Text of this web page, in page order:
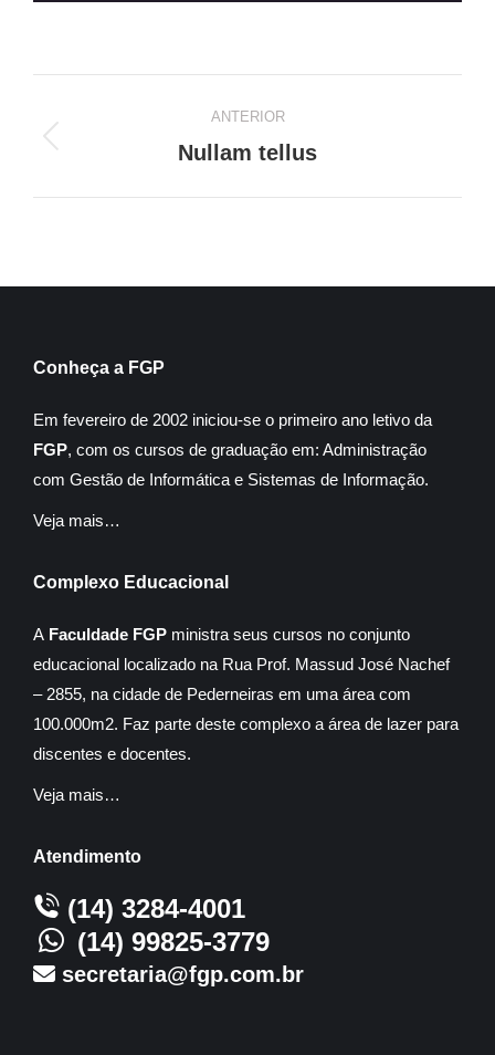
navigation
ANTERIOR
Previous
Nullam tellus
Conheça a FGP
Em fevereiro de 2002 iniciou-se o primeiro ano letivo da
FGP, com os cursos de graduação em: Administração
com Gestão de Informática e Sistemas de Informação.
Veja mais…
Complexo Educacional
A Faculdade FGP ministra seus cursos no conjunto
educacional localizado na Rua Prof. Massud José Nachef
– 2855, na cidade de Pederneiras em uma área com
100.000m2. Faz parte deste complexo a área de lazer para
discentes e docentes.
Veja mais…
Atendimento
(14) 3284-4001
(14) 99825-3779
secretaria@fgp.com.br